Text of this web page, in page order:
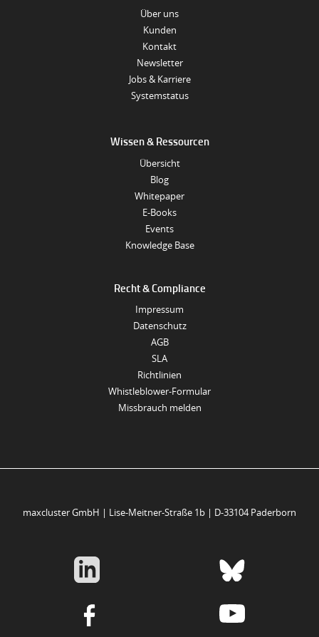
Über uns
Kunden
Kontakt
Newsletter
Jobs & Karriere
Systemstatus
Wissen & Ressourcen
Übersicht
Blog
Whitepaper
E-Books
Events
Knowledge Base
Recht & Compliance
Impressum
Datenschutz
AGB
SLA
Richtlinien
Whistleblower-Formular
Missbrauch melden
maxcluster GmbH | Lise-Meitner-Straße 1b | D-33104 Paderborn